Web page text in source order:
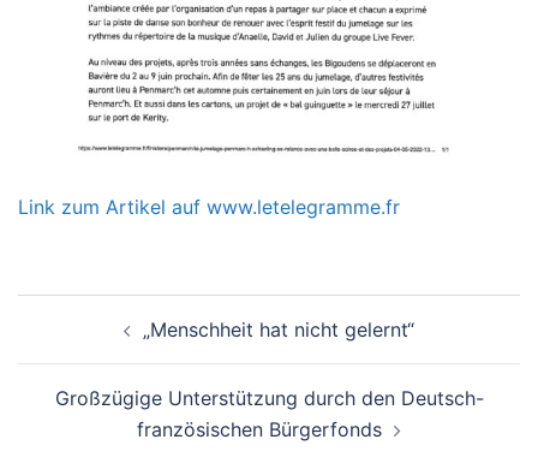
Link zum Artikel auf www.letelegramme.fr
„Menschheit hat nicht gelernt“
Großzügige Unterstützung durch den Deutsch-
französischen Bürgerfonds